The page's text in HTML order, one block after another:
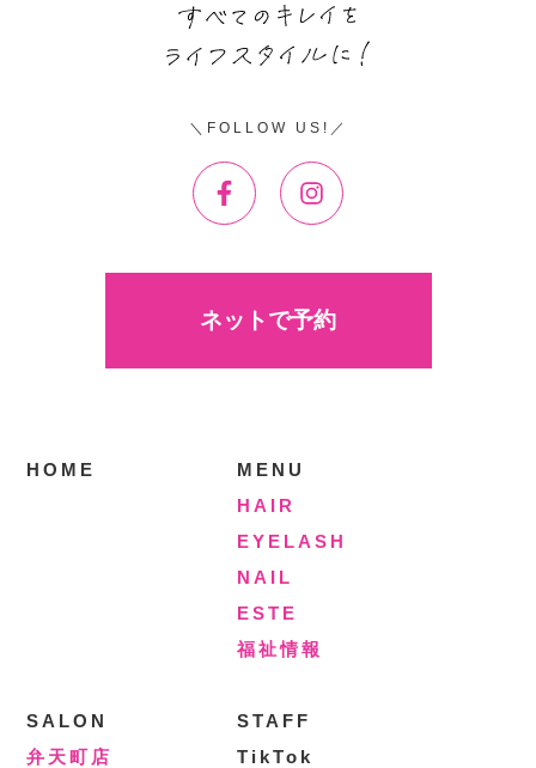
FOLLOW US!
ネットで予約
HOME
MENU
HAIR
EYELASH
NAIL
ESTE
福祉情報
SALON
弁天町店
STAFF
TikTok